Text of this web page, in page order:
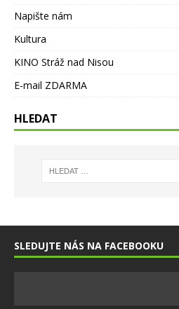
Napište nám
Kultura
KINO Stráž nad Nisou
E-mail ZDARMA
HLEDAT
SLEDUJTE NÁS NA FACEBOOKU